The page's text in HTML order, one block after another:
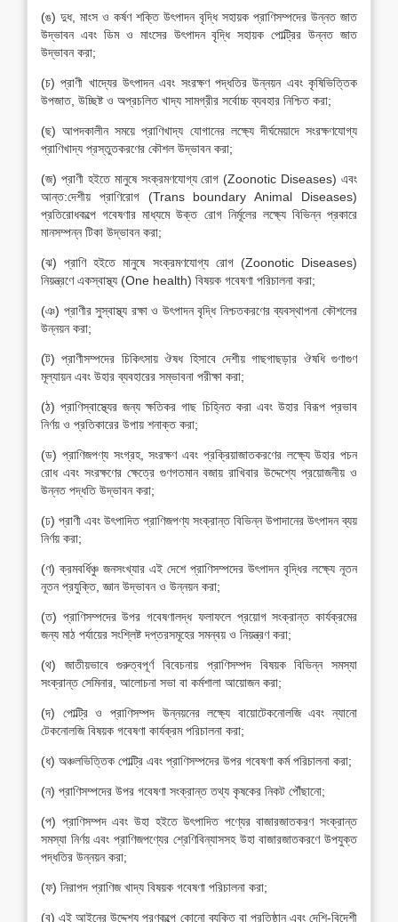
(ঙ) দুধ, মাংস ও কর্ষণ শক্তি উৎপাদন বৃদ্ধি সহায়ক প্রাণিসম্পদের উন্নত জাত
উদ্ভাবন এবং ডিম ও মাংসের উৎপাদন বৃদ্ধি সহায়ক পোল্ট্রির উন্নত জাত
উদ্ভাবন করা;
(চ) প্রাণী খাদ্যের উৎপাদন এবং সংরক্ষণ পদ্ধতির উন্নয়ন এবং কৃষিভিত্তিক
উপজাত, উচ্ছিষ্ট ও অপ্রচলিত খাদ্য সামগ্রীর সর্বোচ্চ ব্যবহার নিশ্চিত করা;
(ছ) আপদকালীন সময়ে প্রাণিখাদ্য যোগানের লক্ষ্যে দীর্ঘমেয়াদে সংরক্ষণযোগ্য
প্রাণিখাদ্য প্রস্তুতকরণের কৌশল উদ্ভাবন করা;
(জ) প্রাণী হইতে মানুষে সংক্রমণযোগ্য রোগ (Zoonotic Diseases) এবং
আন্ত:দেশীয় প্রাণিরোগ (Trans boundary Animal Diseases)
প্রতিরোধকল্পে গবেষণার মাধ্যমে উক্ত রোগ নির্মূলের লক্ষ্যে বিভিন্ন প্রকারে
মানসম্পন্ন টিকা উদ্ভাবন করা;
(ঝ) প্রাণি হইতে মানুষে সংক্রমণযোগ্য রোগ (Zoonotic Diseases)
নিয়ন্ত্রণে একস্বাস্থ্য (One health) বিষয়ক গবেষণা পরিচালনা করা;
(ঞ) প্রাণীর সুস্বাস্থ্য রক্ষা ও উৎপাদন বৃদ্ধি নিশ্চতকরণের ব্যবস্থাপনা কৌশলের
উন্নয়ন করা;
(ট) প্রাণীসম্পদের চিকিৎসায় ঔষধ হিসাবে দেশীয় গাছগাছড়ার ঔষধি গুণাগুণ
মূল্যায়ন এবং উহার ব্যবহারের সম্ভাবনা পরীক্ষা করা;
(ঠ) প্রাণিস্বাস্থ্যের জন্য ক্ষতিকর গাছ চিহ্নিত করা এবং উহার বিরূপ প্রভাব
নির্ণয় ও প্রতিকারের উপায় শনাক্ত করা;
(ড) প্রাণিজপণ্য সংগ্রহ, সংরক্ষণ এবং প্রক্রিয়াজাতকরণের লক্ষ্যে উহার পচন
রোধ এবং সংরক্ষণের ক্ষেত্রে গুণগতমান বজায় রাখিবার উদ্দেশ্যে প্রয়োজনীয় ও
উন্নত পদ্ধতি উদ্ভাবন করা;
(ঢ) প্রাণী এবং উৎপাদিত প্রাণিজপণ্য সংক্রান্ত বিভিন্ন উপাদানের উৎপাদন ব্যয়
নির্ণয় করা;
(ণ) ক্রমবর্ধিঞ্চু জনসংখ্যার এই দেশে প্রাণিসম্পদের উৎপাদন বৃদ্ধির লক্ষ্যে নূতন
নূতন প্রযুক্তি, জ্ঞান উদ্ভাবন ও উন্নয়ন করা;
(ত) প্রাণিসম্পদের উপর গবেষণালদ্ধ ফলাফলে প্রয়োগ সংক্রান্ত কার্যক্রমের
জন্য মাঠ পর্যায়ের সংশ্লিষ্ট দপ্তরসমূহের সমন্বয় ও নিয়ন্ত্রণ করা;
(থ) জাতীয়ভাবে গুরুত্বপূর্ণ বিবেচনায় প্রাণিসম্পদ বিষয়ক বিভিন্ন সমস্যা
সংক্রান্ত সেমিনার, আলোচনা সভা বা কর্মশালা আয়োজন করা;
(দ) পোল্ট্রি ও প্রাণিসম্পদ উন্নয়নের লক্ষ্যে বায়োটেকনোলজি এবং ন্যানো
টেকনোলজি বিষয়ক গবেষণা কার্যক্রম পরিচালনা করা;
(ধ) অঞ্চলভিত্তিক পোল্ট্রি এবং প্রাণিসম্পদের উপর গবেষণা কর্ম পরিচালনা করা;
(ন) প্রাণিসম্পদের উপর গবেষণা সংক্রান্ত তথ্য কৃষকের নিকট পৌঁছানো;
(প) প্রাণিসম্পদ এবং উহা হইতে উৎপাদিত পণ্যের বাজারজাতকরণ সংক্রান্ত
সমস্যা নির্ণয় এবং প্রাণিজপণ্যের শ্রেণিবিন্যাসসহ উহা বাজারজাতকরণে উপযুক্ত
পদ্ধতির উন্নয়ন করা;
(ফ) নিরাপদ প্রাণিজ খাদ্য বিষয়ক গবেষণা পরিচালনা করা;
(ব) এই আইনের উদ্দেশ্য পূরণকল্পে কোনো ব্যক্তি বা প্রতিষ্ঠান এবং দেশি-বিদেশী